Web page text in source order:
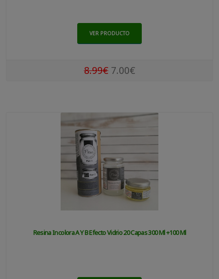
VER PRODUCTO
8.99€7.00€
Resina Incolora A Y B Efecto Vidrio 20 Capas 300 Ml +100 Ml